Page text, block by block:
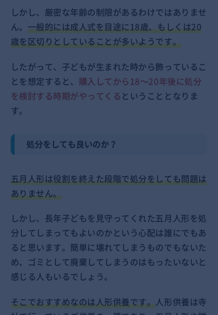
しかし、厳密な年齢の制限があるわけではありませ
ん。 一般的には成人式を目途に18歳、もしくは20
歳を区切りとしていることが多いようです。
したがって、子どもが生まれた時から飾っているこ
とを想定すると、 購入してから18～20年後に処分
を検討する時期がやってくるということとなりま
す。
処分をしても良いのか？
五月人形は役割を終えた段階で処分をしても問題は
ありません。
しかし、長年子どもを見守ってくれた五月人形を処
分してしまってもよいのかという心配は誰にでもあ
ると思います。簡単に壊れてしまうものでもないた
め、ゴミとして廃棄してしまうのはもったいないと
感じる人もいるでしょう。
そこでおすすめなのは人形供養です。人形供養は寺